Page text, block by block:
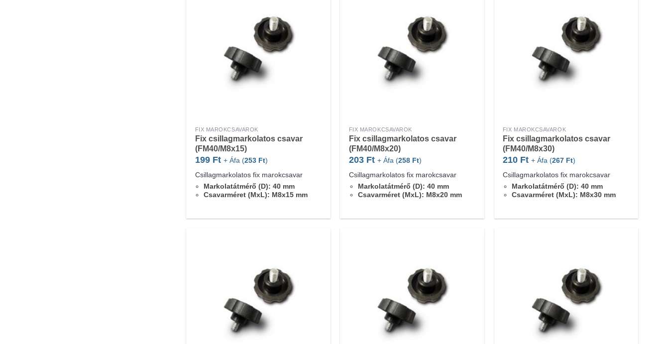
FIX MAROKCSAVAROK
Fix csillagmarkolatos csavar
(FM40/M8x15)
199 Ft + Áfa (253 Ft)
Csillagmarkolatos fix marokcsavar
Markolatátmérő (D): 40 mm
Csavarméret (MxL): M8x15 mm
FIX MAROKCSAVAROK
Fix csillagmarkolatos csavar
(FM40/M8x20)
203 Ft + Áfa (258 Ft)
Csillagmarkolatos fix marokcsavar
Markolatátmérő (D): 40 mm
Csavarméret (MxL): M8x20 mm
FIX MAROKCSAVAROK
Fix csillagmarkolatos csavar
(FM40/M8x30)
210 Ft + Áfa (267 Ft)
Csillagmarkolatos fix marokcsavar
Markolatátmérő (D): 40 mm
Csavarméret (MxL): M8x30 mm